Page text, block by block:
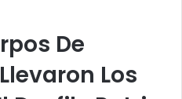
De
Los